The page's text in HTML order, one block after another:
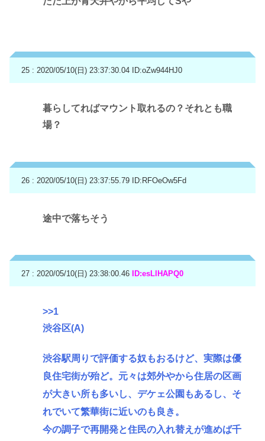
25 : 2020/05/10(日) 23:37:30.04 ID:oZw944HJ0
暮らしてればマウント取れるの？それとも職
場？
26 : 2020/05/10(日) 23:37:55.79 ID:RFOeOw5Fd
途中で落ちそう
27 : 2020/05/10(日) 23:38:00.46 ID:esLlHAPQ0
>>1
渋谷区(A)
渋谷駅周りで評価する奴もおるけど、実際は優
良住宅街が殆ど。元々は郊外やから住居の区画
が大きい所も多いし、デケェ公園もあるし、そ
れでいて繁華街に近いのも良き。
今の調子で再開発と住民の入れ替えが進めば千